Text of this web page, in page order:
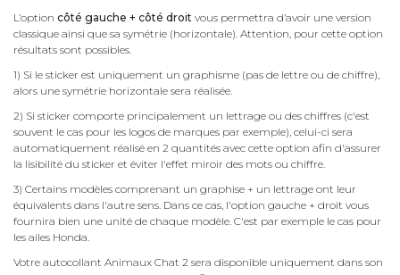
L’option côté gauche + côté droit vous permettra d’avoir une version
classique ainsi que sa symétrie (horizontale). Attention, pour cette option
résultats sont possibles.
1) Si le sticker est uniquement un graphisme (pas de lettre ou de chiffre),
alors une symétrie horizontale sera réalisée.
2) Si sticker comporte principalement un lettrage ou des chiffres (c'est
souvent le cas pour les logos de marques par exemple), celui-ci sera
automatiquement réalisé en 2 quantités avec cette option afin d'assurer
la lisibilité du sticker et éviter l'effet miroir des mots ou chiffre.
3) Certains modèles comprenant un graphise + un lettrage ont leur
équivalents dans l'autre sens. Dans ce cas, l'option gauche + droit vous
fournira bien une unité de chaque modèle. C'est par exemple le cas pour
les ailes Honda.
Votre autocollant Animaux Chat 2 sera disponible uniquement dans son